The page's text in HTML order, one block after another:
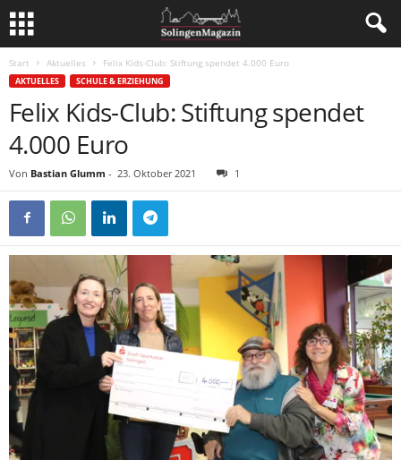
Start Aktuelles Felix Kids-Club: Stiftung spendet 4.000 Euro
AKTUELLES SCHULE & ERZIEHUNG
Felix Kids-Club: Stiftung spendet
4.000 Euro
Von Bastian Glumm - 23. Oktober 2021 1